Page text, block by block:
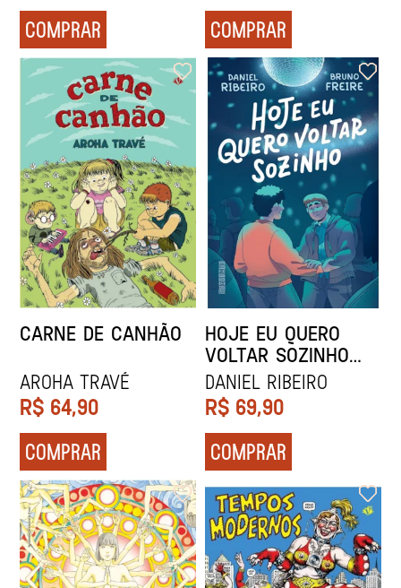
COMPRAR
COMPRAR
CARNE DE CANHÃO
Aroha Travé
R$ 64,90
COMPRAR
HOJE EU QUERO
VOLTAR SOZINHO
VOL. 1
DANIEL RIBEIRO
R$ 69,90
COMPRAR